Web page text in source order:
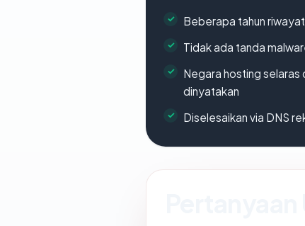
Beberapa tahun
Tidak ada tanda
Negara hosting selaras
dinyatakan
Diselesaikan via DNS